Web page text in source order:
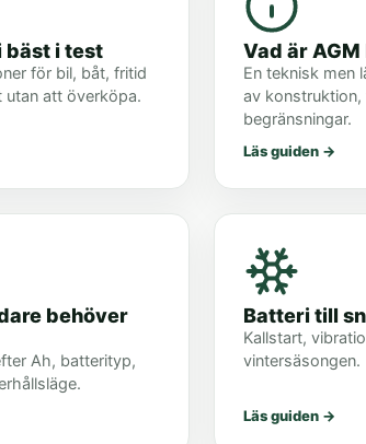
bäst i test
för bil, båt, fritid
att överköpa.
Vad är
En teknisk men
av
begränsningar.
Läs guiden →
behöver
Ah, batterityp,
Batteri till
Kallstart,
vintersäsongen.
Läs guiden →